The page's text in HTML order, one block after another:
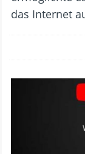
das Internet